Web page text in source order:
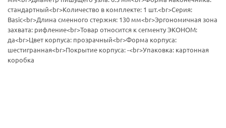
стандартный<br>Количество в комплекте: 1 шт.<br>Серия:
Basic<br>Длина сменного стержня: 130 мм<br>Эргономичная зона
захвата: рифление<br>Товар относится к сегменту ЭКОНОМ:
да<br>Цвет корпуса: прозрачный<br>Форма корпуса:
шестигранная<br>Покрытие корпуса: -<br>Упаковка: картонная
коробка